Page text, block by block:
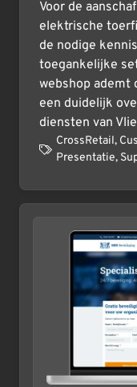
Voor de
elektrische
de nodige
toegankelijke
webshop ademt
een duidelijk
diensten van
CrossRetail,
Presentatie,